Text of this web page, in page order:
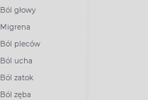
Ból głowy
Migrena
Ból pleców
Ból ucha
Ból zatok
Ból zęba